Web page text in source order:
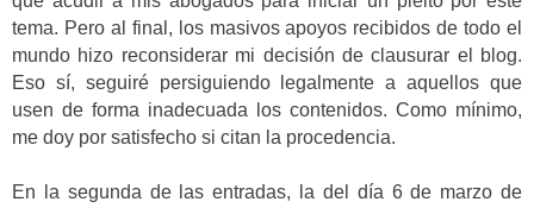
tema. Pero al final, los masivos apoyos recibidos de todo el
mundo hizo reconsiderar mi decisión de clausurar el blog.
Eso sí, seguiré persiguiendo legalmente a aquellos que
usen de forma inadecuada los contenidos. Como mínimo,
me doy por satisfecho si citan la procedencia.
En la segunda de las entradas, la del día 6 de marzo de